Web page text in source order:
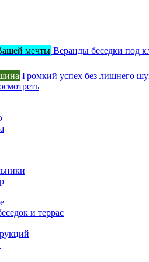
мечты Веранды беседки под
Громкий успех без лишнего
и террас